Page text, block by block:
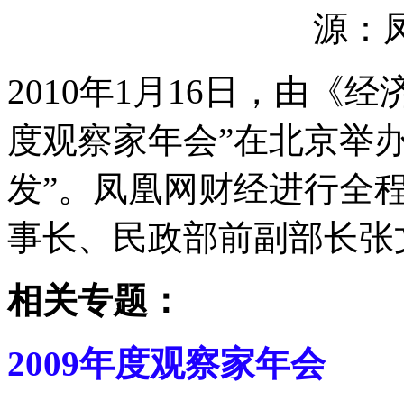
源：
2010年1月16日，由《经
度观察家年会”在北京举
发”。凤凰网财经进行全
事长、民政部前副部长张
相关专题：
2009年度观察家年会